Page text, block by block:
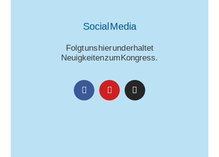
Social Media
Folgt uns hier und erhaltet
Neuigkeiten zum Kongress.